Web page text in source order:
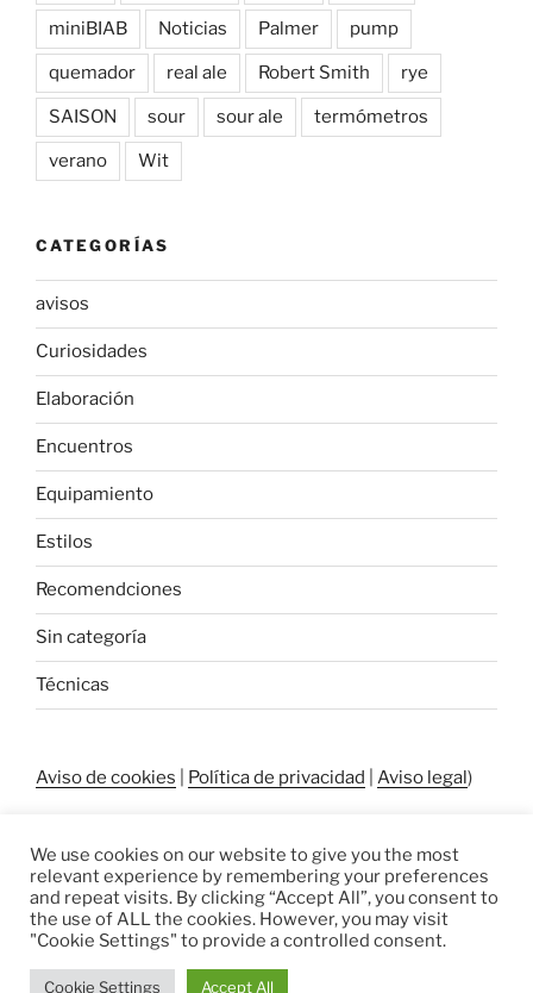
miniBIAB Noticias Palmer pump
quemador real ale Robert Smith rye
SAISON sour sour ale termómetros
verano Wit
CATEGORÍAS
avisos
Curiosidades
Elaboración
Encuentros
Equipamiento
Estilos
Recomendciones
Sin categoría
Técnicas
Aviso de cookies Política de privacidad Aviso legal)
Política de privacidad Funciona gracias a WordPress
We use cookies on our website to give you the most
relevant experience by remembering your preferences
and repeat visits. By clicking “Accept All”, you consent to
the use of ALL the cookies. However, you may visit
"Cookie Settings" to provide a controlled consent.
Cookie Settings Accept All